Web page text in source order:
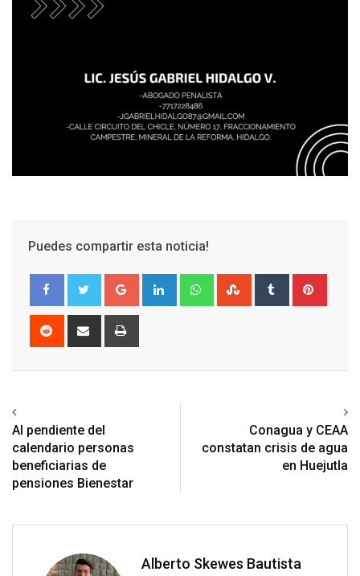
Puedes compartir esta noticia!
Google+ LinkedIn WhatsappStumbleUpon
Tumblr
Reddit
Share
Al pendiente del
calendario personas
beneficiarias de
pensiones Bienestar
Conagua y CEAA
constatan crisis de agua
en Huejutla
Alberto Skewes Bautista